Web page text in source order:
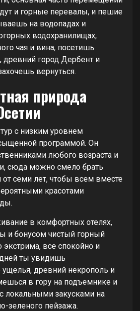
и горные перевалы, и пешие
на водопадах и
водохранилищах,
чая и вина, посетишь
древний город Дербент и
вернуться.
природа
с низким уровнем
программой. Он
любого возраста и
сюда можно смело брать
от семи лет, чтобы всем вместе
красотами
в комфортных отелях,
и бонусом чистый горный
экстрима, все спокойно и
ты увидишь
древний некрополь и
в гору на подъемнике и
локальными закусками на
зеленого пейзажа.